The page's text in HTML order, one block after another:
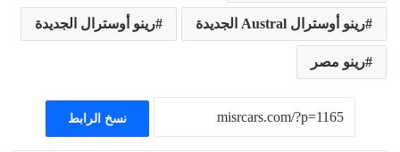
رينو أوسترال Austral الجديدة رينو أوسترال الجديدة
رينو مصر
نسخ الرابط